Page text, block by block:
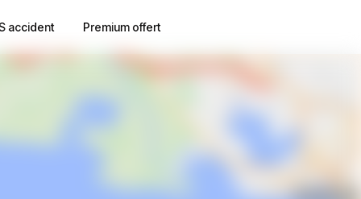
accident Premium offert